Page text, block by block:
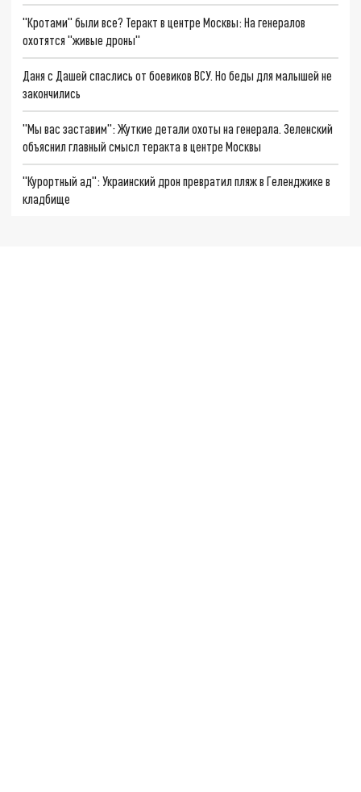
"Кротами" были все? Теракт в центре Москвы: На генералов
охотятся "живые дроны"
Даня с Дашей спаслись от боевиков ВСУ. Но беды для малышей не
закончились
"Мы вас заставим": Жуткие детали охоты на генерала. Зеленский
объяснил главный смысл теракта в центре Москвы
"Курортный ад": Украинский дрон превратил пляж в Геленджике в
кладбище